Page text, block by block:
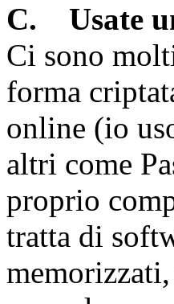
C. Usate
Ci sono
forma
online (io
altri come
proprio
tratta di